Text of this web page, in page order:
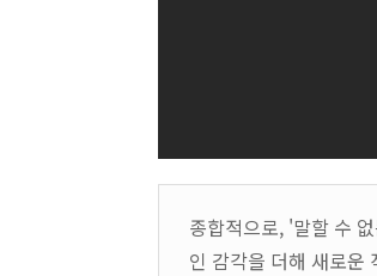
종합적으로, '말할 수
인 감각을 더해 새로운